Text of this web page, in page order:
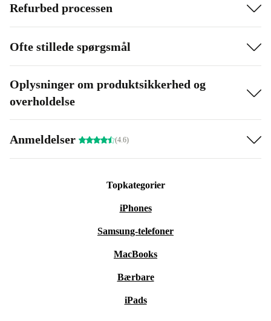
Refurbed processen
Ofte stillede spørgsmål
Oplysninger om produktsikkerhed og
overholdelse
Anmeldelser (4.6)
Topkategorier
iPhones
Samsung-telefoner
MacBooks
Bærbare
iPads